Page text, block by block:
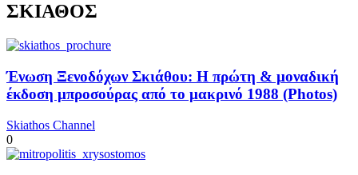
ΣΚΙΑΘΟΣ
Ένωση Ξενοδόχων Σκιάθου: Η πρώτη & μοναδική
έκδοση μπροσούρας από το μακρινό 1988 (Photos)
Skiathos Channel
0